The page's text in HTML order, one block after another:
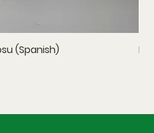
(Spanish)